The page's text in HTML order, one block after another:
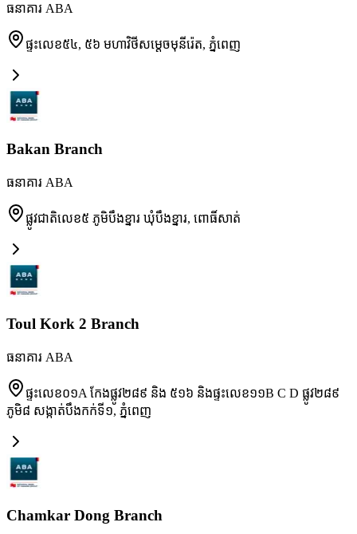
ធនាគារ ABA
ផ្ទះលេខ៥៤, ៥៦ មហាវិថីសម្តេចមុនីរ៉េត, ភ្នំពេញ
Bakan Branch
ធនាគារ ABA
ផ្លូវជាតិលេខ៥ ភូមិបឹងខ្នារ ឃុំបឹងខ្នារ, ពោធិ៍សាត់
Toul Kork 2 Branch
ធនាគារ ABA
ផ្ទះលេខ០១A កែងផ្លូវ២៨៩ និង ៥១៦ និងផ្ទះលេខ១១B C D ផ្លូវ២៨៩
ភូមិ៨ សង្កាត់បឹងកក់ទី១, ភ្នំពេញ
Chamkar Dong Branch